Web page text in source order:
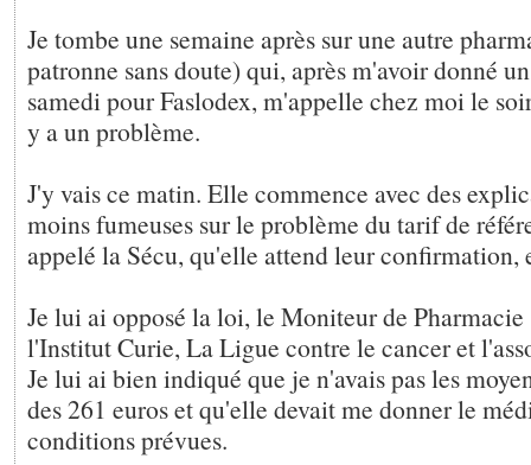
Je tombe une semaine après sur une autre
patronne sans doute) qui, après m'avoir donné
samedi pour Faslodex, m'appelle chez moi le
y a un problème.
J'y vais ce matin. Elle commence avec des
moins fumeuses sur le problème du tarif de
appelé la Sécu, qu'elle attend leur confirmation,
Je lui ai opposé la loi, le Moniteur de
l'Institut Curie, La Ligue contre le cancer et
Je lui ai bien indiqué que je n'avais pas les
des 261 euros et qu'elle devait me donner le
conditions prévues.